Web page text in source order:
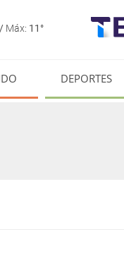
/ Máx: 11°
DEPORTES